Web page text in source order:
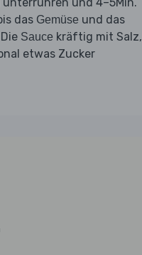
das Gemüse und das
Sauce kräftig mit Salz,
etwas Zucker